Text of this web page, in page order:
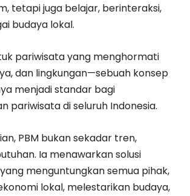
tetapi juga belajar, berinteraksi,
budaya lokal.
pariwisata yang menghormati
dan lingkungan—sebuah konsep
menjadi standar bagi
pariwisata di seluruh Indonesia.
PBM bukan sekadar tren,
Ia menawarkan solusi
menguntungkan semua pihak,
lokal, melestarikan budaya,